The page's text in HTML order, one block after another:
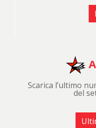
Scarica l’ultimo
del